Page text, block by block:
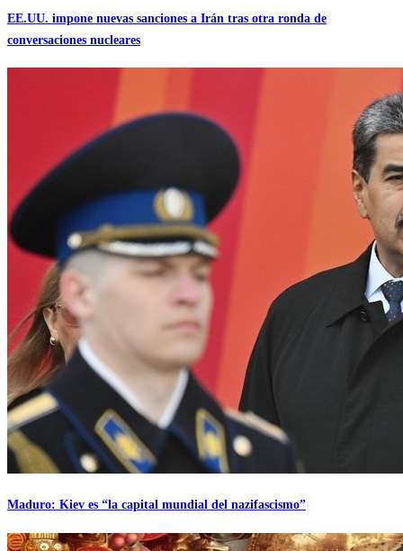
EE.UU. impone nuevas sanciones a Irán tras otra ronda de
conversaciones nucleares
Maduro: Kiev es “la capital mundial del nazifascismo”